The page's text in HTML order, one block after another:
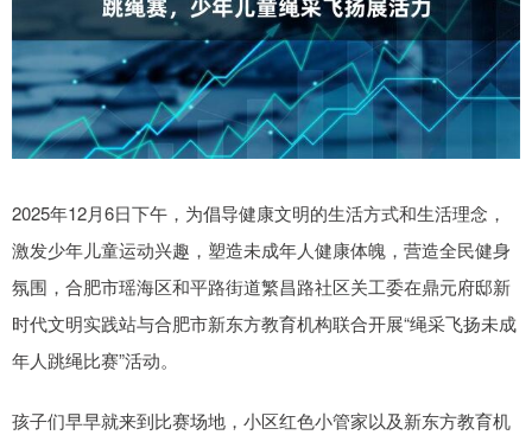
2025年12月6日下午，为倡导健康文明的生活方式和生活理念，
激发少年儿童运动兴趣，塑造未成年人健康体魄，营造全民健身
氛围，合肥市瑶海区和平路街道繁昌路社区关工委在鼎元府邸新
时代文明实践站与合肥市新东方教育机构联合开展“绳采飞扬未成
年人跳绳比赛”活动。
孩子们早早就来到比赛场地，小区红色小管家以及新东方教育机